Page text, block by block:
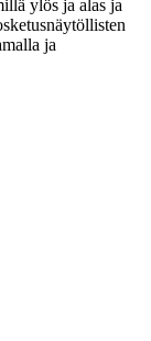
ylös ja alas ja
ja